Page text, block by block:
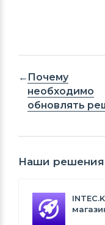
Почему
необходимо
обновлять
Наши решения